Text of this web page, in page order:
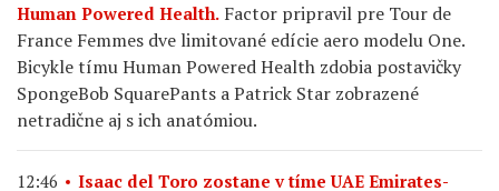
Human Powered Health. Factor pripravil pre Tour de
France Femmes dve limitované edície aero modelu One.
Bicykle tímu Human Powered Health zdobia postavičky
SpongeBob SquarePants a Patrick Star zobrazené
netradične aj s ich anatómiou.
12:46
Isaac del Toro zostane v tíme UAE Emirates-